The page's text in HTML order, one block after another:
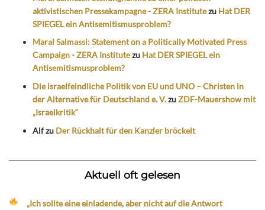
aktivistischen Pressekampagne - ZERA Institutezu Hat DER
SPIEGEL ein Antisemitismusproblem?
Maral Salmassi: Statement on a Politically Motivated Press
Campaign - ZERA Institutezu Hat DER SPIEGEL ein
Antisemitismusproblem?
Die israelfeindliche Politik von EU und UNO – Christen in
der Alternative für Deutschland e. V.zuZDF-Mauershow mit
„Israelkritik“
Alfzu Der Rückhalt für den Kanzler bröckelt
Aktuell oft gelesen
„Ich sollte eine einladende, aber nicht auf die Antwort